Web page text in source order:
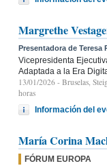
Margrethe
Presentadora de Teresa
Vicepresidenta
Adaptada a la Era
13/01/2026 - Bruselas,
horas
Información del
María Corina
FÓRUM EUROPA